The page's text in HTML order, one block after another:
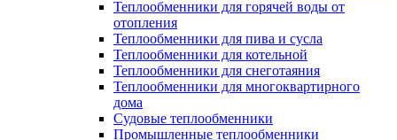
Теплообменники для горячей воды от
отопления
Теплообменники для пива и сусла
Теплообменники для котельной
Теплообменники для снеготаяния
Теплообменники для многоквартирного
дома
Судовые теплообменники
Промышленные теплообменники